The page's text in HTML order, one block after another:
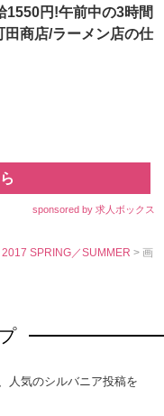
1550円!午前中の3時間
商店/ラーメン店の仕
sponsored by 求人ボックス
SPRING／SUMMER> 画
人気のシルバニア投稿を